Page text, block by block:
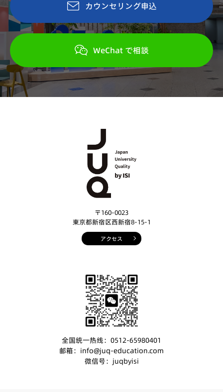
カウンセリング申込
WeChat で相談
〒160-0023
東京都新宿区西新宿8-15-1
アクセス
全国统一热线：0512-65980401
邮箱：info@juq-education.com
微信号：juqbyisi